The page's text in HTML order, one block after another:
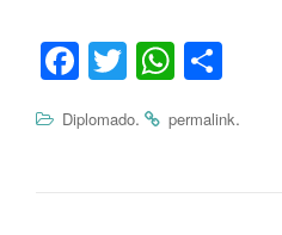
Fa
bo
T
tte
W
ts
m
Diplomado. permalink.